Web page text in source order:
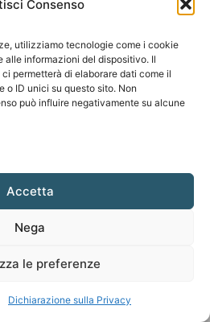
Consenso
utilizziamo tecnologie come i cookie
alle informazioni del dispositivo. Il
permetterà di elaborare dati come il
o ID unici su questo sito. Non
può influire negativamente su alcune
Accetta
Nega
le preferenze
Dichiarazione sulla Privacy